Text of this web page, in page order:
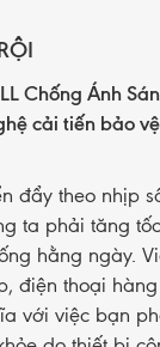
Chống Ánh
cải tiến bảo
đẩy theo nhịp
ta phải tăng
hằng ngày.
điện thoại
với việc bạn